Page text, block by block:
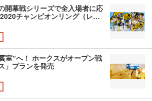
開幕戦シリーズで全入場者に応
チャンピオンリング（レ…
室”へ！ ホークスがオープン戦
」プランを発売